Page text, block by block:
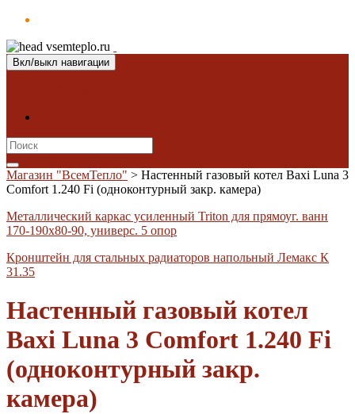
Вкл/выкл навигации
Search
for:
Магазин "ВсемТепло" > Настенный газовый котел Baxi Luna 3
Comfort 1.240 Fi (одноконтурный закр. камера)
Металлический каркас усиленный Triton для прямоуг. ванн
170-190х80-90, универс. 5 опор
Кронштейн для стальных радиаторов напольный Лемакс К
31.35
Настенный газовый котел
Baxi Luna 3 Comfort 1.240 Fi
(одноконтурный закр.
камера)